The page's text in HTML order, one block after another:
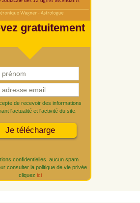
gratuitement
de recevoir des informations
l'actualité et l'activité du site.
confidentielles, aucun spam
consulter la politique de vie privée
cliquez ici